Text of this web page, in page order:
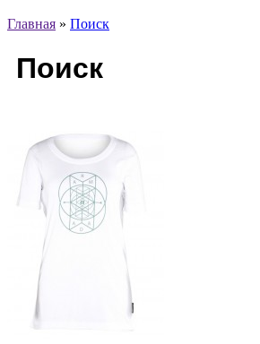
Главная » Поиск
Поиск